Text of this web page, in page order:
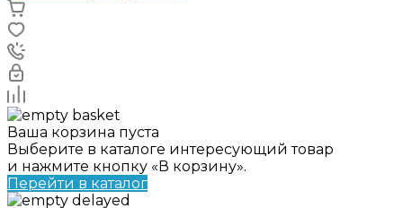
Ваша корзина пуста
Выберите в каталоге интересующий товар
и нажмите кнопку «В корзину».
Перейти в каталог